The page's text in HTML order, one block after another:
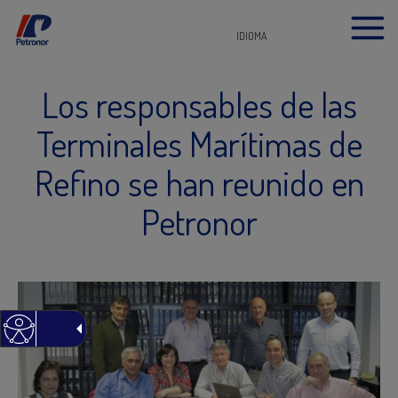
IDIOMA
Los responsables de las
Terminales Marítimas de
Refino se han reunido en
Petronor